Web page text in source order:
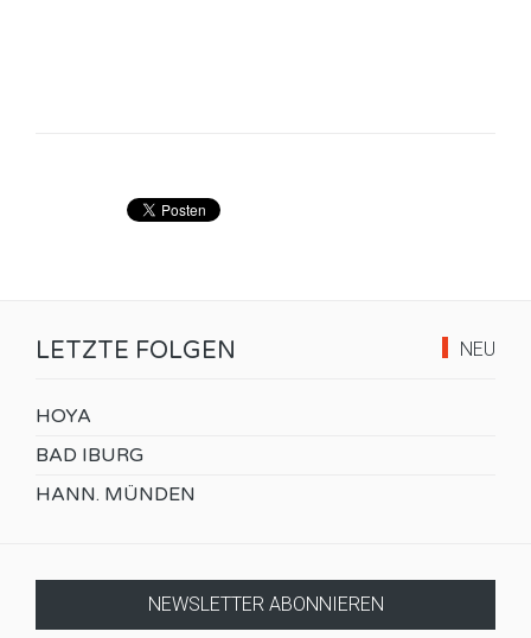
NEU
LETZTE FOLGEN
HOYA
BAD IBURG
HANN. MÜNDEN
NEWSLETTER ABONNIEREN